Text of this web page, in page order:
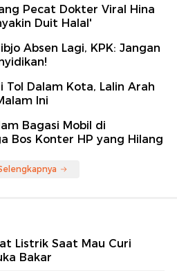
Pecat Dokter Viral Hina
Duit Halal'
Absen Lagi, KPK: Jangan
Tol Dalam Kota, Lalin Arah
Ini
Bagasi Mobil di
Bos Konter HP yang Hilang
Listrik Saat Mau Curi
Bakar